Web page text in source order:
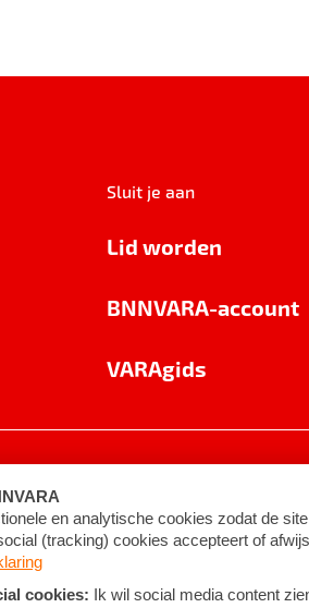
Sluit je aan
Lid worden
BNNVARA-account
VARAgids
voorwaarden ©2026BNNVARA